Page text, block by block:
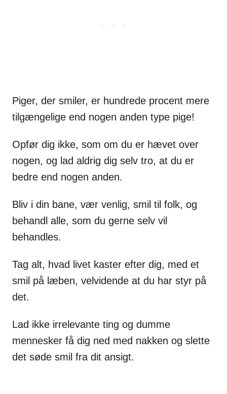
Piger, der smiler, er hundrede procent mere
tilgængelige end nogen anden type pige!
Opfør dig ikke, som om du er hævet over
nogen, og lad aldrig dig selv tro, at du er
bedre end nogen anden.
Bliv i din bane, vær venlig, smil til folk, og
behandl alle, som du gerne selv vil
behandles.
Tag alt, hvad livet kaster efter dig, med et
smil på læben, velvidende at du har styr på
det.
Lad ikke irrelevante ting og dumme
mennesker få dig ned med nakken og slette
det søde smil fra dit ansigt.